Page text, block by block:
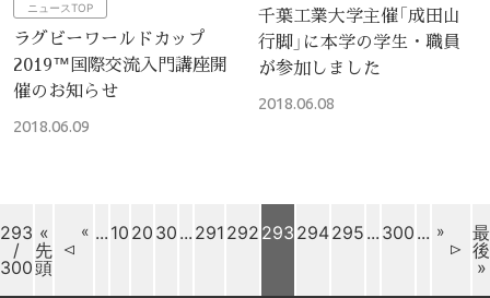
ニュースTOP
ラグビーワールドカップ
2019™国際交流入門講座開
催のお知らせ
2018.06.09
千葉工業大学主催「成田山
行脚」に本学の学生・職員
が参加しました
2018.06.08
293
/
300
«
先
頭
« ... 10 20 30 ... 291 292 293 294295 ... 300 ... »
最
後
»